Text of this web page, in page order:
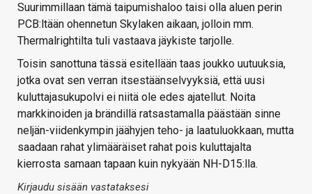
Suurimmillaan tämä taipumishaloo taisi olla aluen perin
PCB:ltään ohennetun Skylaken aikaan, jolloin mm.
Thermalrightilta tuli vastaava jäykiste tarjolle.
Toisin sanottuna tässä esitellään taas joukko uutuuksia,
jotka ovat sen verran itsestäänselvyyksiä, että uusi
kuluttajasukupolvi ei niitä ole edes ajatellut. Noita
markkinoiden ja brändillä ratsastamalla päästään sinne
neljän-viidenkympin jäähyjen teho- ja laatuluokkaan, mutta
saadaan rahat ylimääräiset rahat pois kuluttajalta
kierrosta samaan tapaan kuin nykyään NH-D15:lla.
Kirjaudu sisään vastataksesi